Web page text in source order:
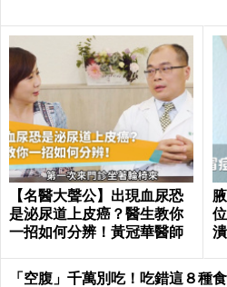
【名醫大聲公】出現血尿恐
是泌尿道上皮癌？醫生教你
一招如何分辨！黃冠華醫師
「空腹」千萬別吃！吃錯這８種食